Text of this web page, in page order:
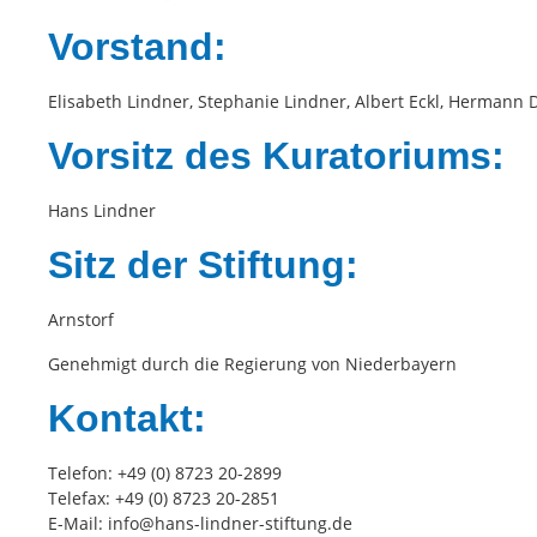
Vorstand:
Elisabeth Lindner, Stephanie Lindner, Albert Eckl, Hermann
Vorsitz des Kuratoriums:
Hans Lindner
Sitz der Stiftung:
Arnstorf
Genehmigt durch die Regierung von Niederbayern
Kontakt:
Telefon: +49 (0) 8723 20-2899
Telefax: +49 (0) 8723 20-2851
E-Mail: info@hans-lindner-stiftung.de